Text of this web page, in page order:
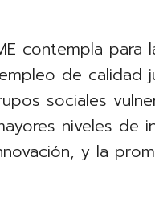
contempla para
de calidad
sociales
niveles de
y la